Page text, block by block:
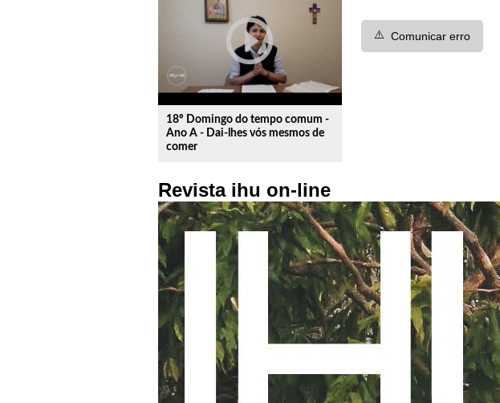
play_circle_outline
18º Domingo do tempo comum -
Ano A - Dai-lhes vós mesmos de
comer
Revista ihu on-line
⚠️ Comunicar erro